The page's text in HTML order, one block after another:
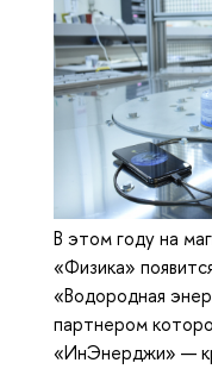
В этом году на
«Физика»
«Водородная
партнером
«ИнЭнерджи» —